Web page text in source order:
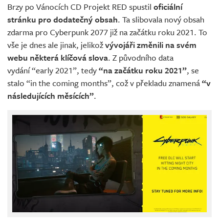
Brzy po Vánocích CD Projekt RED spustil oficiální
stránku pro dodatečný obsah. Ta slibovala nový obsah
zdarma pro Cyberpunk 2077 již na začátku roku 2021. To
vše je dnes ale jinak, jelikožvývojáři změnili na svém
webu některá klíčová slova. Z původního data
vydání “early 2021”, tedy“na začátku roku 2021”, se
stalo “in the coming months”, což v překladu znamená“v
následujících měsících”.